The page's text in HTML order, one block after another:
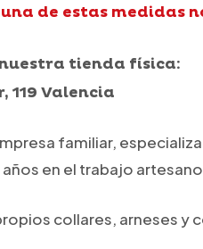
de estas medidas
tienda física:
119 Valencia
familiar,
en el trabajo
collares, arneses